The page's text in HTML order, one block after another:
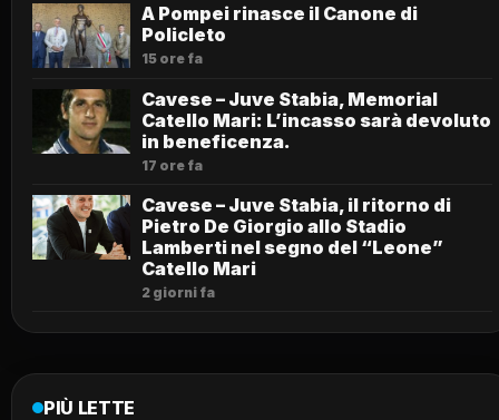
A Pompei rinasce il Canone di
Policleto
15 ore fa
Cavese – Juve Stabia, Memorial
Catello Mari: L’incasso sarà devoluto
in beneficenza.
17 ore fa
Cavese – Juve Stabia, il ritorno di
Pietro De Giorgio allo Stadio
Lamberti nel segno del “Leone”
Catello Mari
2 giorni fa
PIÙ LETTE